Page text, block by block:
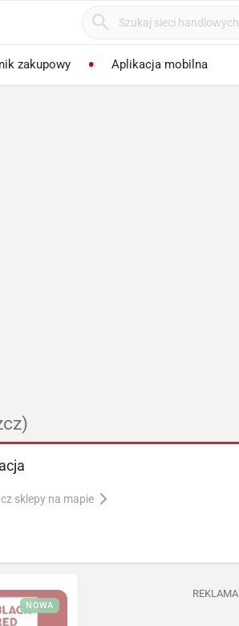
zakupowy Aplikacja mobilna
sklepy na mapie
NOWA
REKLAMA